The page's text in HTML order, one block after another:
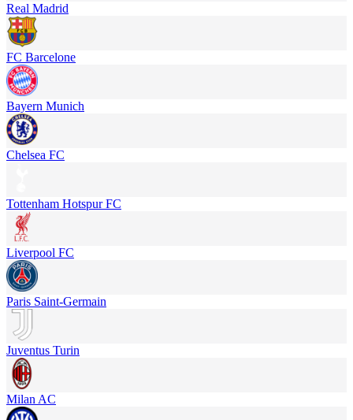
Real Madrid
FC Barcelone
Bayern Munich
Chelsea FC
Tottenham Hotspur FC
Liverpool FC
Paris Saint-Germain
Juventus Turin
Milan AC